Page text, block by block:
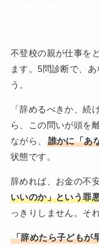
不登校の親が仕事を
ます。5問診断で、
う。
「辞めるべきか、続
ら、この問いが頭を
ながら、
誰かに「あ
状態です。
辞めれば、お金の不
いいのか」という罪
っきりしません。そ
「辞めたら子どもが